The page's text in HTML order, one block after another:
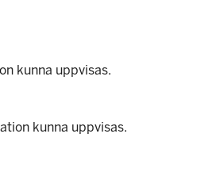
kunna uppvisas.
kunna uppvisas.